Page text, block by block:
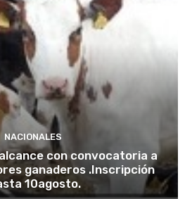
NACIONALES
con convocatoria a
ganaderos .Inscripción
10agosto.